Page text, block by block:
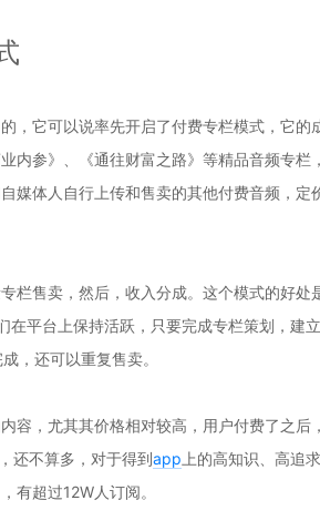
，它可以说率先开启了付费专栏模式，它的
内参》、《通往财富之路》等精品音频专
媒体人自行上传和售卖的其他付费音频，定
栏售卖，然后，收入分成。这个模式的好处
平台上保持活跃，只要完成专栏策划，建
，还可以重复售卖。
容，尤其其价格相对较高，用户付费了之后
还不算多，对于得到app 上的高知识、高追
有超过12W人订阅。